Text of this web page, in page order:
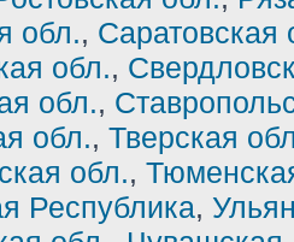
обл., Саратовская
обл.,
обл.,
обл., Тверская
обл.,
Республика,